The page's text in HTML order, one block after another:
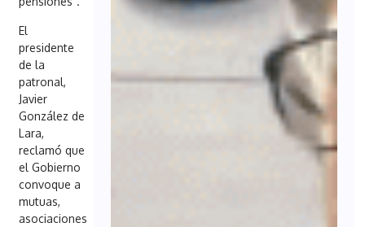
El
presidente
de la
patronal,
Javier
González de
Lara,
reclamó que
el Gobierno
convoque a
mutuas,
asociaciones